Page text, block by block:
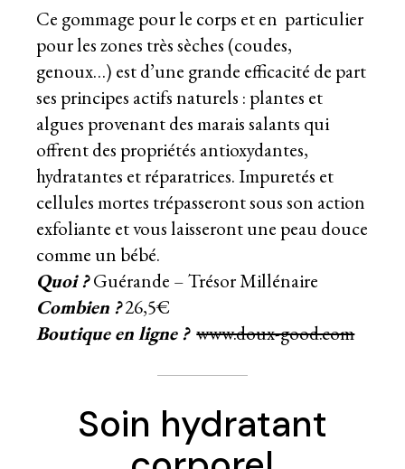
Ce gommage pour le corps et en particulier
pour les zones très sèches (coudes,
genoux…) est d’une grande efficacité de part
ses principes actifs naturels : plantes et
algues provenant des marais salants qui
offrent des propriétés antioxydantes,
hydratantes et réparatrices. Impuretés et
cellules mortes trépasseront sous son action
exfoliante et vous laisseront une peau douce
comme un bébé.
Quoi ?Guérande – Trésor Millénaire
Combien ?26,5€
Boutique en ligne ? www.doux-good.com
Soin hydratant